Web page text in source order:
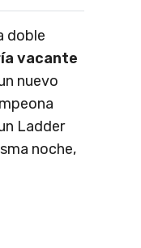
doble
vacante
nuevo
Ladder
noche,